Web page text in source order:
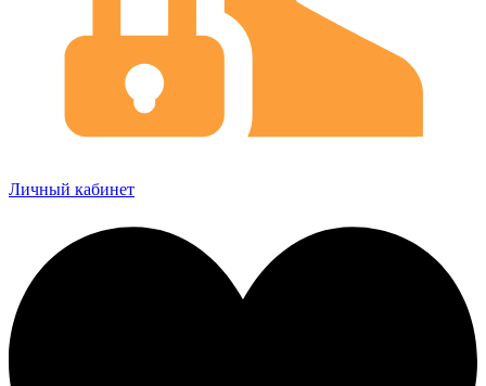
Личный кабинет